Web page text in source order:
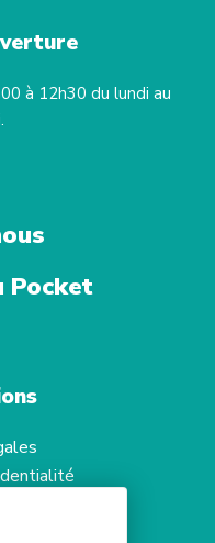
à 12h30 du lundi au
Pocket